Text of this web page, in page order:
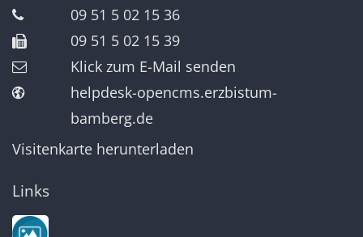
09 51 5 02 15 36
09 51 5 02 15 39
Klick zum E-Mail senden
helpdesk-opencms.erzbistum-
bamberg.de
Visitenkarte herunterladen
Links